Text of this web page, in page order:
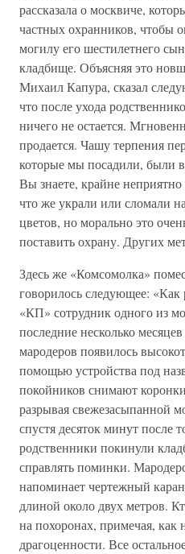
рассказала о москвиче,
частных охранников, чтобы
могилу его шестилетнего
кладбище. Объясняя это
Михаил Капура, сказал
что после ухода
ничего не остается.
продается. Чашу терпения
которые мы посадили, были
Вы знаете, крайне
что же украли или сломали
цветов, но морально это
поставить охрану. Других
Здесь же «Комсомолка»
говорилось следующее: «Как
«КП» сотрудник одного из
последние несколько
мародеров появилось
помощью устройства под
покойников снимают
разрывая свежезасыпанной
спустя десяток минут после
родственники покинули
справлять поминки.
напоминает чертежный
длиной около двух метров.
на похоронах, примечая,
драгоценности. Все